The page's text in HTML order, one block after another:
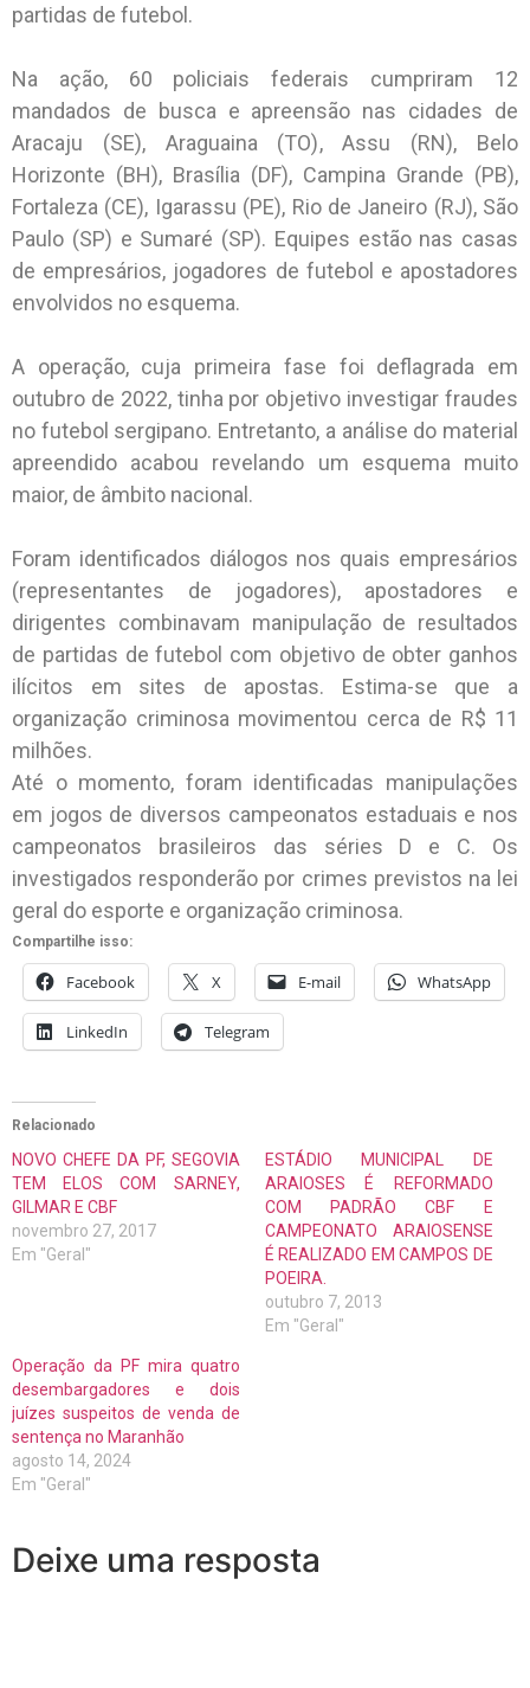
partidas de futebol.
Na ação, 60 policiais federais cumpriram 12
mandados de busca e apreensão nas cidades de
Aracaju (SE), Araguaina (TO), Assu (RN), Belo
Horizonte (BH), Brasília (DF), Campina Grande (PB),
Fortaleza (CE), Igarassu (PE), Rio de Janeiro (RJ), São
Paulo (SP) e Sumaré (SP). Equipes estão nas casas
de empresários, jogadores de futebol e apostadores
envolvidos no esquema.
A operação, cuja primeira fase foi deflagrada em
outubro de 2022, tinha por objetivo investigar fraudes
no futebol sergipano. Entretanto, a análise do material
apreendido acabou revelando um esquema muito
maior, de âmbito nacional.
Foram identificados diálogos nos quais empresários
(representantes de jogadores), apostadores e
dirigentes combinavam manipulação de resultados
de partidas de futebol com objetivo de obter ganhos
ilícitos em sites de apostas. Estima-se que a
organização criminosa movimentou cerca de R$ 11
milhões.
Até o momento, foram identificadas manipulações
em jogos de diversos campeonatos estaduais e nos
campeonatos brasileiros das séries D e C. Os
investigados responderão por crimes previstos na lei
geral do esporte e organização criminosa.
Compartilhe isso:
Facebook X E-mail WhatsApp
LinkedIn Telegram
Relacionado
NOVO CHEFE DA PF, SEGOVIA
TEM ELOS COM SARNEY,
GILMAR E CBF
novembro 27, 2017
Em "Geral"
ESTÁDIO MUNICIPAL DE
ARAIOSES É REFORMADO
COM PADRÃO CBF E
CAMPEONATO ARAIOSENSE
É REALIZADO EM CAMPOS DE
POEIRA.
outubro 7, 2013
Em "Geral"
Operação da PF mira quatro
desembargadores e dois
juízes suspeitos de venda de
sentença no Maranhão
agosto 14, 2024
Em "Geral"
Deixe uma resposta